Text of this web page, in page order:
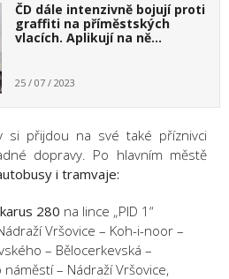
ČD dále intenzivně bojují proti
graffiti na příměstských
vlacích. Aplikují na ně…
25 / 07 / 2023
si přijdou na své také příznivci
dopravy. Po hlavním městě
i tramvaje:
280 na lince „PID 1“
Vršovice – Koh-i-noor –
– Bělocerkevská –
– Nádraží Vršovice,